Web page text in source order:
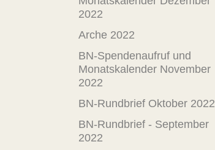
2022
Arche 2022
BN-Spendenaufruf und
Monatskalender November
2022
BN-Rundbrief Oktober 2022
BN-Rundbrief - September
2022